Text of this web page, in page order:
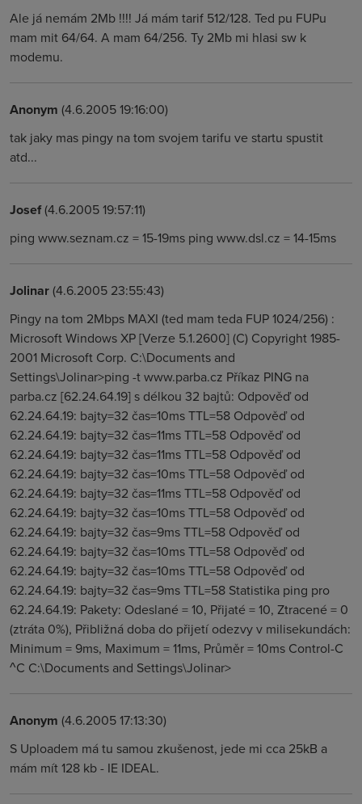
Ale já nemám 2Mb !!!! Já mám tarif 512/128. Ted pu FUPu
mam mit 64/64. A mam 64/256. Ty 2Mb mi hlasi sw k
modemu.
Anonym (4.6.2005 19:16:00)
tak jaky mas pingy na tom svojem tarifu ve startu spustit
atd...
Josef(4.6.2005 19:57:11)
ping www.seznam.cz = 15-19ms ping www.dsl.cz = 14-15ms
Jolinar(4.6.2005 23:55:43)
Pingy na tom 2Mbps MAXI (ted mam teda FUP 1024/256) :
Microsoft Windows XP [Verze 5.1.2600] (C) Copyright 1985-
2001 Microsoft Corp. C:\Documents and
Settings\Jolinar>ping -t www.parba.cz Příkaz PING na
parba.cz [62.24.64.19] s délkou 32 bajtů: Odpověď od
62.24.64.19: bajty=32 čas=10ms TTL=58 Odpověď od
62.24.64.19: bajty=32 čas=11ms TTL=58 Odpověď od
62.24.64.19: bajty=32 čas=11ms TTL=58 Odpověď od
62.24.64.19: bajty=32 čas=10ms TTL=58 Odpověď od
62.24.64.19: bajty=32 čas=11ms TTL=58 Odpověď od
62.24.64.19: bajty=32 čas=10ms TTL=58 Odpověď od
62.24.64.19: bajty=32 čas=9ms TTL=58 Odpověď od
62.24.64.19: bajty=32 čas=10ms TTL=58 Odpověď od
62.24.64.19: bajty=32 čas=10ms TTL=58 Odpověď od
62.24.64.19: bajty=32 čas=9ms TTL=58 Statistika ping pro
62.24.64.19: Pakety: Odeslané = 10, Přijaté = 10, Ztracené = 0
(ztráta 0%), Přibližná doba do přijetí odezvy v milisekundách:
Minimum = 9ms, Maximum = 11ms, Průměr = 10ms Control-C
^C C:\Documents and Settings\Jolinar>
Anonym (4.6.2005 17:13:30)
S Uploadem má tu samou zkušenost, jede mi cca 25kB a
mám mít 128 kb - IE IDEAL.